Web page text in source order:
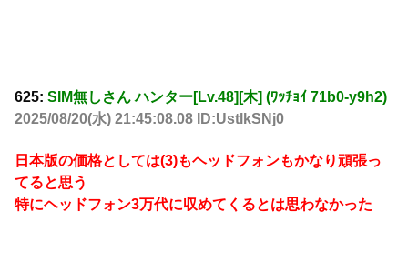
625: SIM無しさん ハンター[Lv.48][木] (ﾜｯﾁｮｲ 71b0-y9h2)
2025/08/20(水) 21:45:08.08 ID:UstlkSNj0
日本版の価格としては(3)もヘッドフォンもかなり頑張っ
てると思う
特にヘッドフォン3万代に収めてくるとは思わなかった